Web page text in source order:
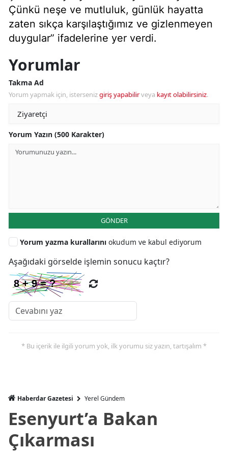
Çünkü neşe ve mutluluk, günlük hayatta
zaten sıkça karşılaştığımız ve gizlenmeyen
duygular” ifadelerine yer verdi.
Yorumlar
Takma Ad
Yorum yapmak için, istersenizgiriş yapabilirveya kayıt olabilirsiniz.
Yorum Yazın (500 Karakter)
GÖNDER
Yorum yazma kurallarını okudum ve kabul ediyorum
Aşağıdaki görselde işlemin sonucu kaçtır?
* Bu içerik ile ilgili yorum yok, ilk yorumu siz yazın, tartışalım *
Haberdar Gazetesi Yerel Gündem
Esenyurt’a Bakan
Çıkarması